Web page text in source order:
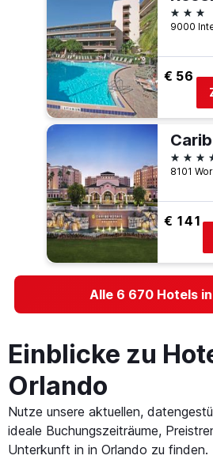
3 Sterne
€ 56
4
€ 141
Alle 6 670 Hotels
Einblicke zu
Orlando
Nutze unsere aktuellen,
ideale Buchungszeiträume,
Unterkunft in in Orlando zu finden.